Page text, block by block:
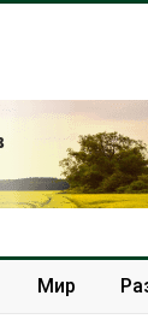
Мир